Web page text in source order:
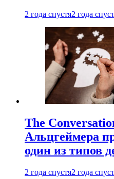
2 года спустя2 года
The
Альцгеймера
один из типов
2 года спустя2 года